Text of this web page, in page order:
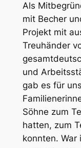
Als
mit Becher
Projekt mit
Treuhänder
und
gab es für
Söhne zum
hatten, zum
konnten. War